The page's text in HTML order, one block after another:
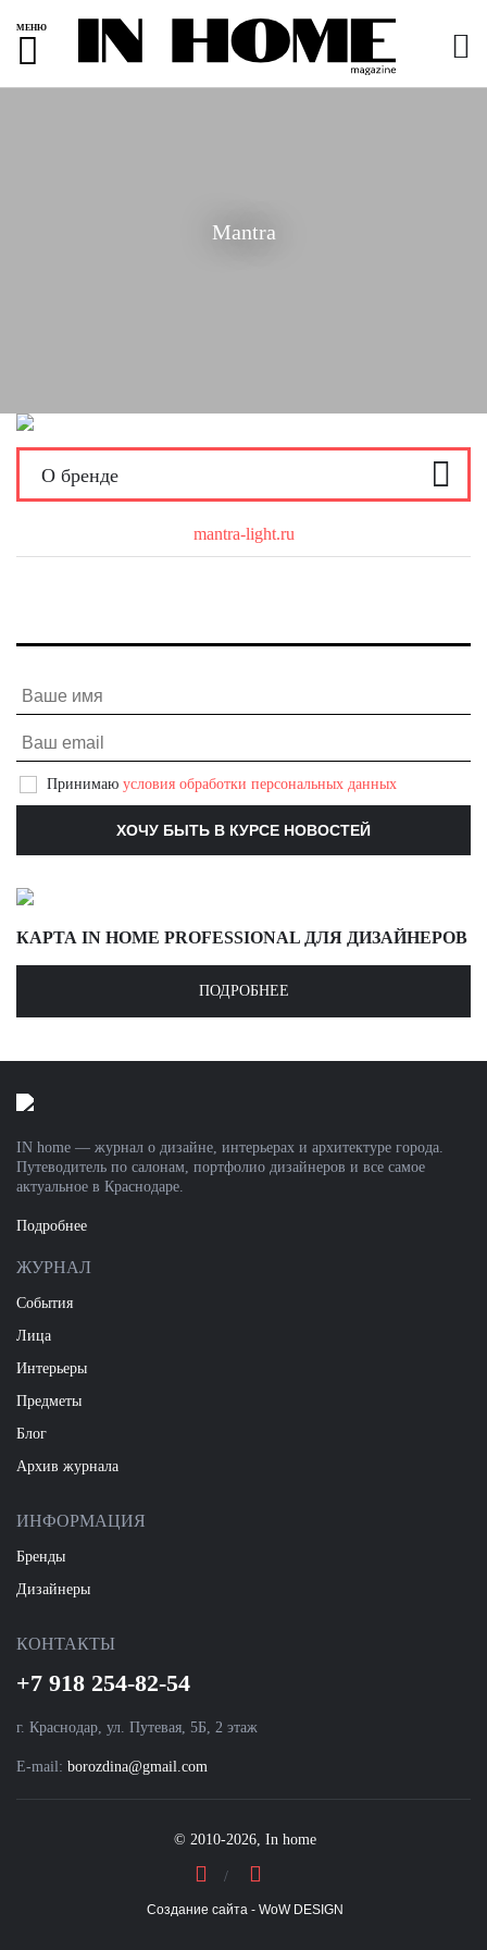
МЕНЮ
Mantra
О бренде
mantra-light.ru
Принимаю условия обработки персональных данных
КАРТА IN HOME PROFESSIONAL ДЛЯ ДИЗАЙНЕРОВ
ПОДРОБНЕЕ
IN home — журнал о дизайне, интерьерах и архитектуре города.
Путеводитель по салонам, портфолио дизайнеров и все самое
актуальное в Краснодаре.
Подробнее
ЖУРНАЛ
События
Лица
Интерьеры
Предметы
Блог
Архив журнала
ИНФОРМАЦИЯ
Бренды
Дизайнеры
КОНТАКТЫ
+7 918 254-82-54
г. Краснодар, ул. Путевая, 5Б, 2 этаж
E-mail: borozdina@gmail.com
© 2010-2026, In home
Создание сайта - WoW DESIGN